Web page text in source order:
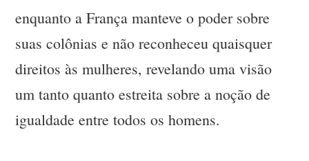
enquanto a França manteve o poder sobre
suas colônias e não reconheceu quaisquer
direitos às mulheres, revelando uma visão
um tanto quanto estreita sobre a noção de
igualdade entre todos os homens.